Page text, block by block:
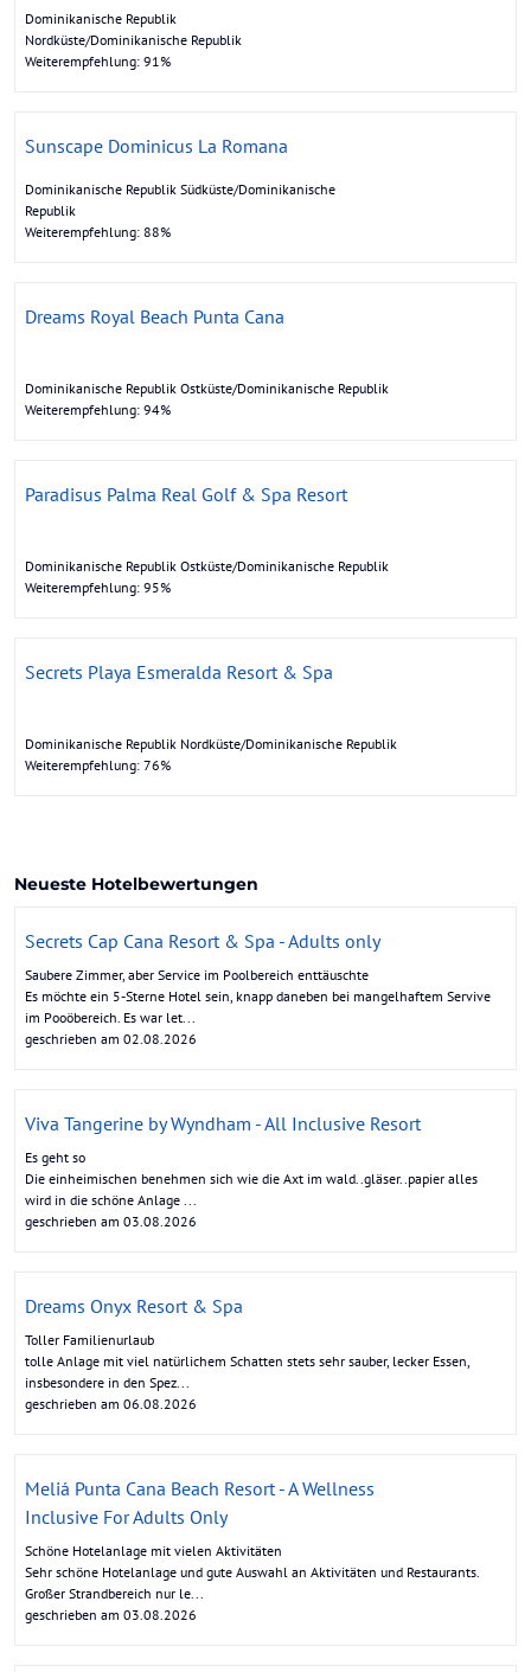
Dominikanische Republik
Nordküste/Dominikanische Republik
Weiterempfehlung: 91%
Sunscape Dominicus La Romana
Dominikanische Republik Südküste/Dominikanische
Republik
Weiterempfehlung: 88%
Dreams Royal Beach Punta Cana
Dominikanische Republik Ostküste/Dominikanische Republik
Weiterempfehlung: 94%
Paradisus Palma Real Golf & Spa Resort
Dominikanische Republik Ostküste/Dominikanische Republik
Weiterempfehlung: 95%
Secrets Playa Esmeralda Resort & Spa
Dominikanische Republik Nordküste/Dominikanische Republik
Weiterempfehlung: 76%
Neueste Hotelbewertungen
Secrets Cap Cana Resort & Spa - Adults only
Saubere Zimmer, aber Service im Poolbereich enttäuschte
Es möchte ein 5-Sterne Hotel sein, knapp daneben bei mangelhaftem Servive
im Pooöbereich. Es war let...
geschrieben am 02.08.2026
Viva Tangerine by Wyndham - All Inclusive Resort
Es geht so
Die einheimischen benehmen sich wie die Axt im wald..gläser..papier alles
wird in die schöne Anlage ...
geschrieben am 03.08.2026
Dreams Onyx Resort & Spa
Toller Familienurlaub
tolle Anlage mit viel natürlichem Schatten stets sehr sauber, lecker Essen,
insbesondere in den Spez...
geschrieben am 06.08.2026
Meliá Punta Cana Beach Resort - A Wellness
Inclusive For Adults Only
Schöne Hotelanlage mit vielen Aktivitäten
Sehr schöne Hotelanlage und gute Auswahl an Aktivitäten und Restaurants.
Großer Strandbereich nur le...
geschrieben am 03.08.2026